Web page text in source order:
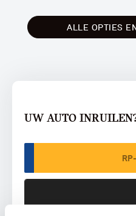
UW AUTO
ALLE OPTIES